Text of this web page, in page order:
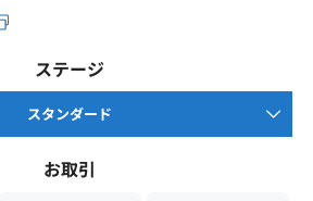
ステージ
スタンダード
お取引